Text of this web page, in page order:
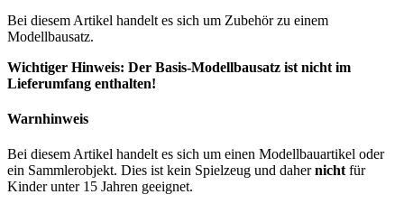
Bei diesem Artikel handelt es sich um Zubehör zu einem
Modellbausatz.
Wichtiger Hinweis: Der Basis-Modellbausatz ist nicht im
Lieferumfang enthalten!
Warnhinweis
Bei diesem Artikel handelt es sich um einen Modellbauartikel oder
ein Sammlerobjekt. Dies ist kein Spielzeug und dahernicht für
Kinder unter 15 Jahren geeignet.